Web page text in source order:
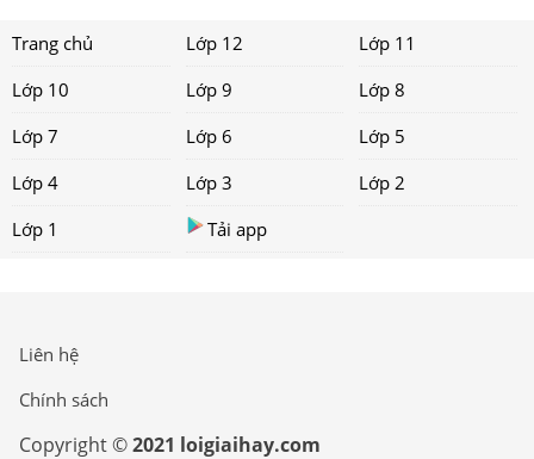
Trang chủ Lớp 12
Lớp 11
Lớp 10
Lớp 9
Lớp 8
Lớp 7
Lớp 6
Lớp 5
Lớp 4
Lớp 3
Lớp 2
Lớp 1
Tải app
Liên hệ
Chính sách
Copyright ©2021 loigiaihay.com